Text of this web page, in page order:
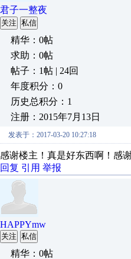
君子一整夜
关注 私信
精华：0帖
求助：0帖
帖子：1帖 | 24回
年度积分：0
历史总积分：1
注册：2015年7月13日
发表于：2017-03-20 10:27:18
感谢楼主！真是好东西啊！感
回复 引用 举报
HAPPYmw
关注 私信
精华：0帖